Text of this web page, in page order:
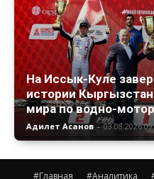
На Иссык-Куле
истории
мира по водно-
Адилет Асанов - 03.08.2026
#Главная #Аналитика